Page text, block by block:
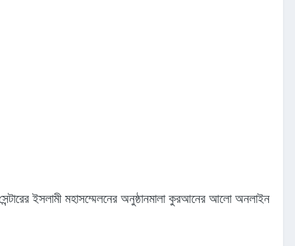
ইসলামী মহাসম্মেলনের অনুষ্ঠানমালা কুরআনের আলো অনলাইন